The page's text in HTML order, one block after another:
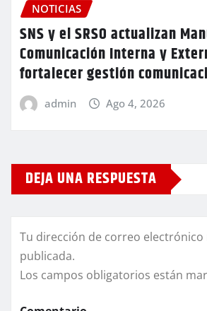
NOTICIAS
SNS y el SRSO actualizan
Comunicación Interna y
fortalecer gestión
admin Ago 4, 2026
DEJA UNA RESPUESTA
Tu dirección de correo electrónico
publicada.
Los campos obligatorios están